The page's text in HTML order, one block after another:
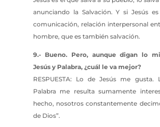
anunciando la Salvación. Y si Jesús
comunicación, relación interpersonal
hombre, que es también salvación.
9.- Bueno. Pero, aunque digan lo
Jesús y Palabra, ¿cuál le va mejor?
RESPUESTA: Lo de Jesús me gusta.
Palabra me resulta sumamente
hecho, nosotros constantemente
de Dios”.